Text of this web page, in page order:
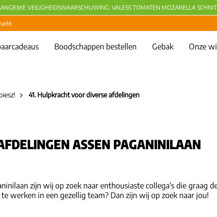
VEILIGHEIDSWAARSCHUWING: VALESS TOMATEN MOZARELLA
Boodschappen bestellen Gebak Onze
41. Hulpkracht voor diverse afdelingen
ASSEN PAGANINILAAN
zijn wij op zoek naar enthousiaste collega's die graag
werken in een gezellig team? Dan zijn wij op zoek naar jou!